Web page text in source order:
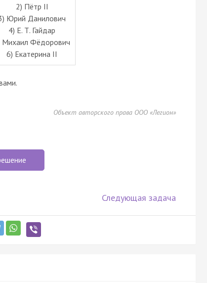
2) Пётр II
Юрий Данилович
4) Е. Т. Гайдар
Михаил Фёдорович
6) Екатерина II
Объект авторского права ООО «Легион»
Следующая задача